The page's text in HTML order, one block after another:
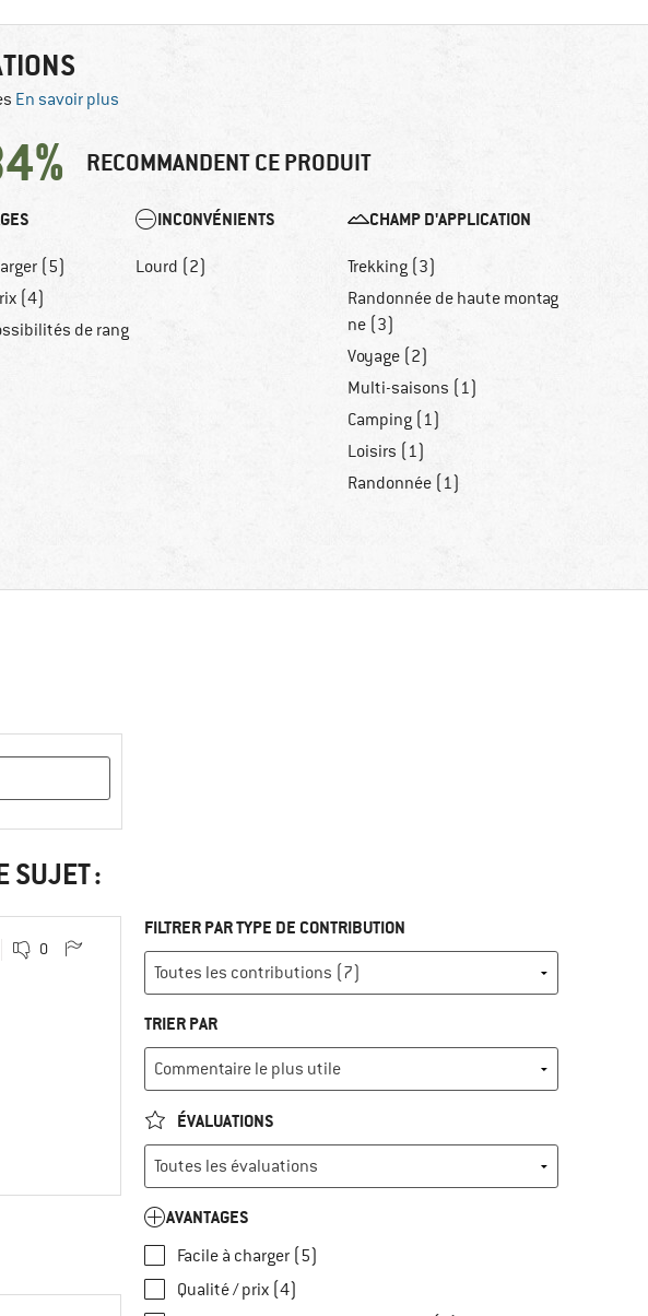
En savoir plus
RECOMMANDENT CE PRODUIT
(5)
(4)
de rang
INCONVÉNIENTS
Lourd (2)
CHAMP D'APPLICATION
Trekking (3)
Randonnée de haute montag
ne (3)
Voyage (2)
Multi-saisons (1)
Camping (1)
Loisirs (1)
Randonnée (1)
SUJET :
0
FILTRER PAR TYPE DE CONTRIBUTION
TRIER PAR
ÉVALUATIONS
AVANTAGES
Facile à charger (5)
Qualité / prix (4)